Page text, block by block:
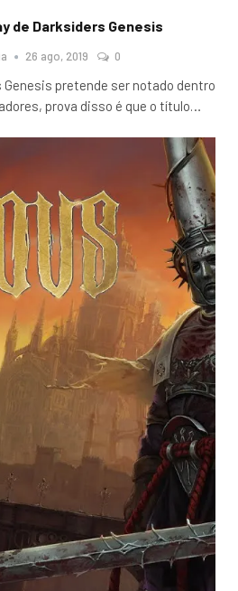
de Darksiders Genesis
26 ago, 2019 0
Genesis pretende ser notado dentro
prova disso é que o título…